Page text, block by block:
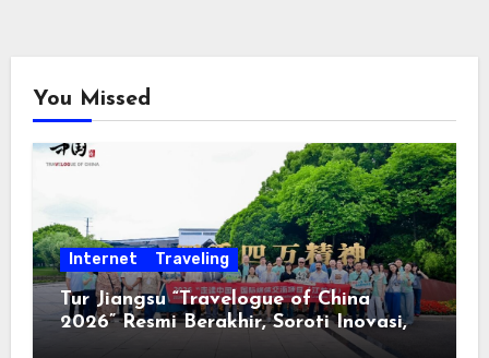
You Missed
Internet Traveling
Tur Jiangsu “Travelogue of China
2026” Resmi Berakhir, Soroti Inovasi,
Keterbukaan, dan Pembangunan